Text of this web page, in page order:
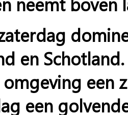
en
een
een